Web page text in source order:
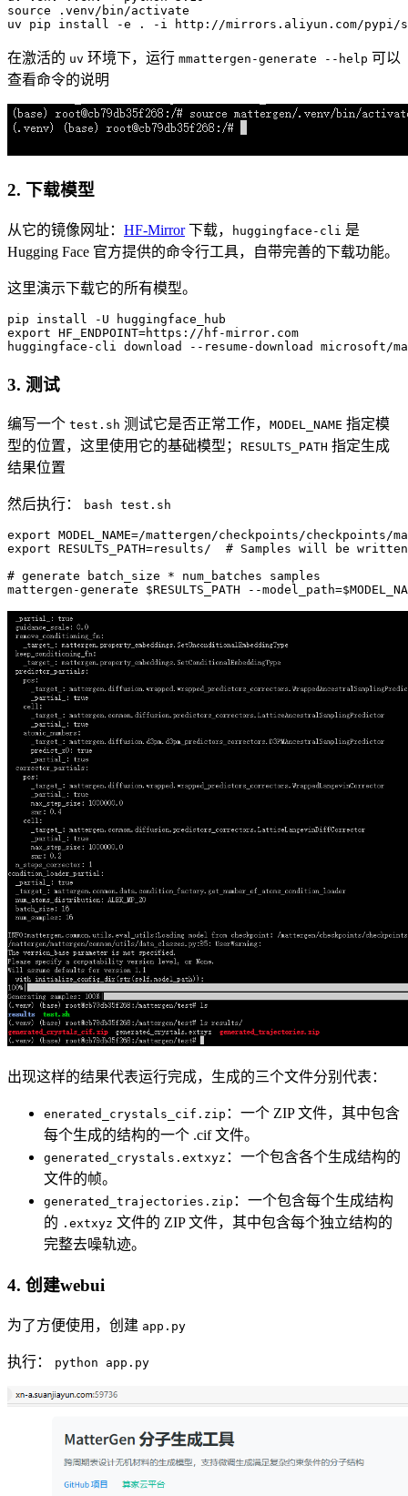
source .venv /bin/activate
uv pip install -e . -i http: //mirrors.aliyun.com/pypi/
在激活的 uv 环境下，运行 mmattergen-generate --help 可以
查看命令的说明
2. 下载模型
从它的镜像网址： HF-Mirror下载， huggingface-cli 是
Hugging Face 官方提供的命令行工具，自带完善的下载功能。
这里演示下载它的所有模型。
pip install - U huggingface_hub
export HF_ENDPOINT=https: //hf-mirror.com
huggingface- cli download --resume-download microsoft/
3. 测试
编写一个 test.sh 测试它是否正常工作， MODEL_NAME 指定模
型的位置，这里使用它的基础模型； RESULTS_PATH 指定生成
结果位置
然后执行： bash test.sh
export
export RESULTS_PATH=results/ # Samples will be
# generate batch_size * num_batches samples
mattergen-generate $RESULTS_PATH --model_path=
出现这样的结果代表运行完成，生成的三个文件分别代表：
enerated_crystals_cif.zip ：一个 ZIP 文件，其中包含
每个生成的结构的一个 .cif 文件。
generated_crystals.extxyz ：一个包含各个生成结构的
文件的帧。
generated_trajectories.zip ：一个包含每个生成结构
的 .extxyz 文件的 ZIP 文件，其中包含每个独立结构的
完整去噪轨迹。
4. 创建webui
为了方便使用，创建 app.py
执行： python app.py